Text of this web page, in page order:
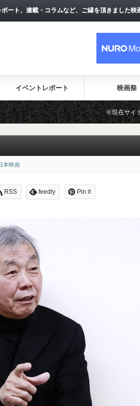
ート、連載・コラムなど、ご縁を頂きました映
ート、連載・コラムなど、ご縁を頂きました映
イベントレポート 映画祭
※現在サイト改修中のため、一部の
本映画
RSS feedly Pin it